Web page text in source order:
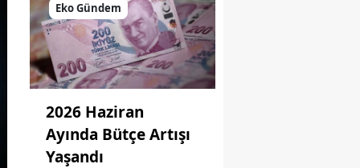
Eko Gündem
2026 Haziran
Ayında Bütçe Artışı
Yaşandı